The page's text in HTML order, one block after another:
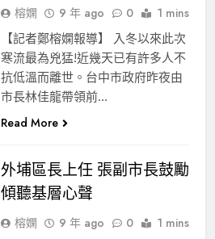
榕嫻 9 年 ago 0 1 mins
【記者鄭榕嫻報導】 入冬以來此次
寒流最為兇猛!近幾天已有許多人不
抗低溫而離世。台中市政府昨夜由
市長林佳龍帶領前…
Read More
外埔區長上任 張副市長鼓勵
傾聽基層心聲
榕嫻 9 年 ago 0 1 mins